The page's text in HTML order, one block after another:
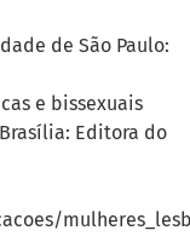
de São Paulo:
e bissexuais
Editora do